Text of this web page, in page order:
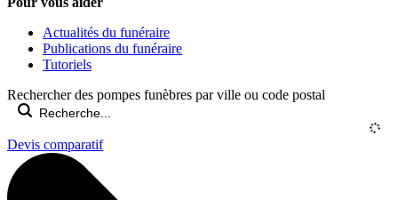
Actualités du funéraire
Publications du funéraire
Tutoriels
Rechercher des pompes funèbres par ville ou code postal
Devis comparatif